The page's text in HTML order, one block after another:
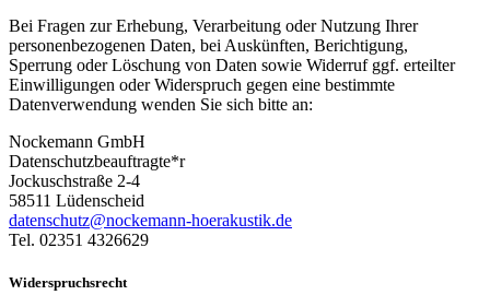
Bei Fragen zur Erhebung, Verarbeitung oder Nutzung Ihrer
personenbezogenen Daten, bei Auskünften, Berichtigung,
Sperrung oder Löschung von Daten sowie Widerruf ggf. erteilter
Einwilligungen oder Widerspruch gegen eine bestimmte
Datenverwendung wenden Sie sich bitte an:
Nockemann GmbH
Datenschutzbeauftragte*r
Jockuschstraße 2-4
58511 Lüdenscheid
datenschutz@nockemann-hoerakustik.de
Tel. 02351 4326629
Widerspruchsrecht